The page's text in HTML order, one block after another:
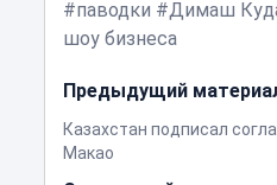
паводки
Димаш
шоу бизнеса
Предыдущий
Казахстан подписал
Макао